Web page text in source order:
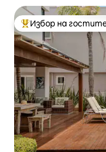
Най-популярен
Избор на